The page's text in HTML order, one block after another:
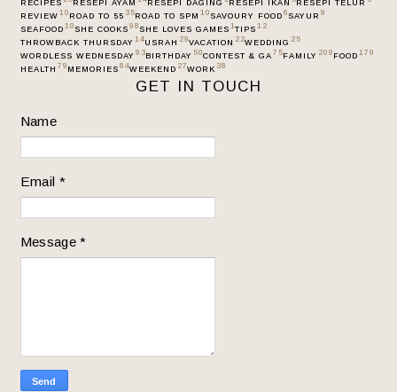
RECIPES
RESEPI AYAM RESEPI DAGING RESEPI IKAN RESEPI TELUR
REVIEW 10 ROAD TO 55 35ROAD TO SPM 10 SAVOURY FOOD 6 SAYUR 9
SEAFOOD 10 SHE COOKS 98 SHE LOVES GAMES 1TIPS 12
THROWBACK THURSDAY 14USRAH 29VACATION 22WEDDING 25
WORDLESS WEDNESDAY 93BIRTHDAY 50CONTEST & GA 75FAMILY 209 FOOD 179
HEALTH 79 MEMORIES 84WEEKEND 27WORK 38
GET IN TOUCH
Name
Email *
Message*